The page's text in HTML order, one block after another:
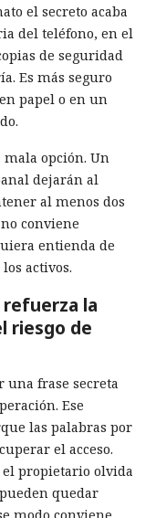
el secreto acaba
del teléfono, en el
de seguridad
Es más seguro
papel o en un
opción. Un
dejarán al
al menos dos
conviene
entienda de
activos.
la
riesgo de
frase secreta
Ese
las palabras por
el acceso.
propietario olvida
quedar